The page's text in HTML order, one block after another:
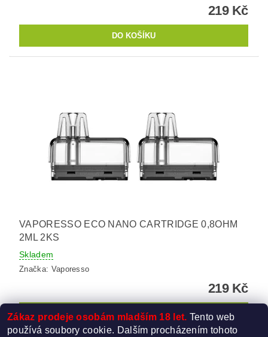
219 Kč
VAPORESSO ECO NANO CARTRIDGE 0,8OHM
2ML 2KS
Skladem
Značka: Vaporesso
219 Kč
Zákaz prodeje osobám mladším 18 let. Tento web
používá soubory cookie. Dalším procházením tohoto